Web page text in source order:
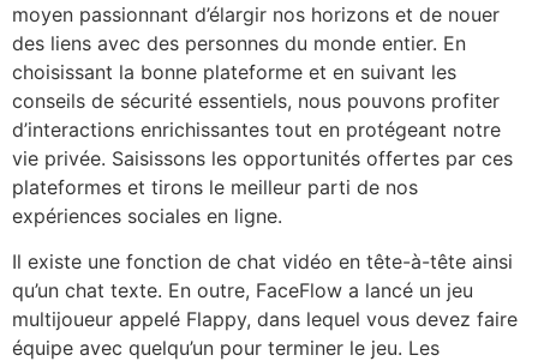
moyen passionnant d’élargir nos horizons et de nouer
des liens avec des personnes du monde entier. En
choisissant la bonne plateforme et en suivant les
conseils de sécurité essentiels, nous pouvons profiter
d’interactions enrichissantes tout en protégeant notre
vie privée. Saisissons les opportunités offertes par ces
plateformes et tirons le meilleur parti de nos
expériences sociales en ligne.
Il existe une fonction de chat vidéo en tête-à-tête ainsi
qu’un chat texte. En outre, FaceFlow a lancé un jeu
multijoueur appelé Flappy, dans lequel vous devez faire
équipe avec quelqu’un pour terminer le jeu. Les